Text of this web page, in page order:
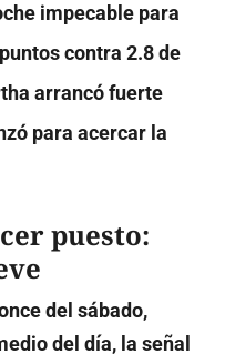
impecable para
contra 2.8 de
arrancó fuerte
para acercar la
puesto:
del sábado,
del día, la señal